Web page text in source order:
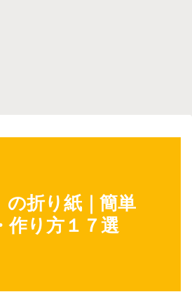
の折り紙｜簡単
作り方１７選